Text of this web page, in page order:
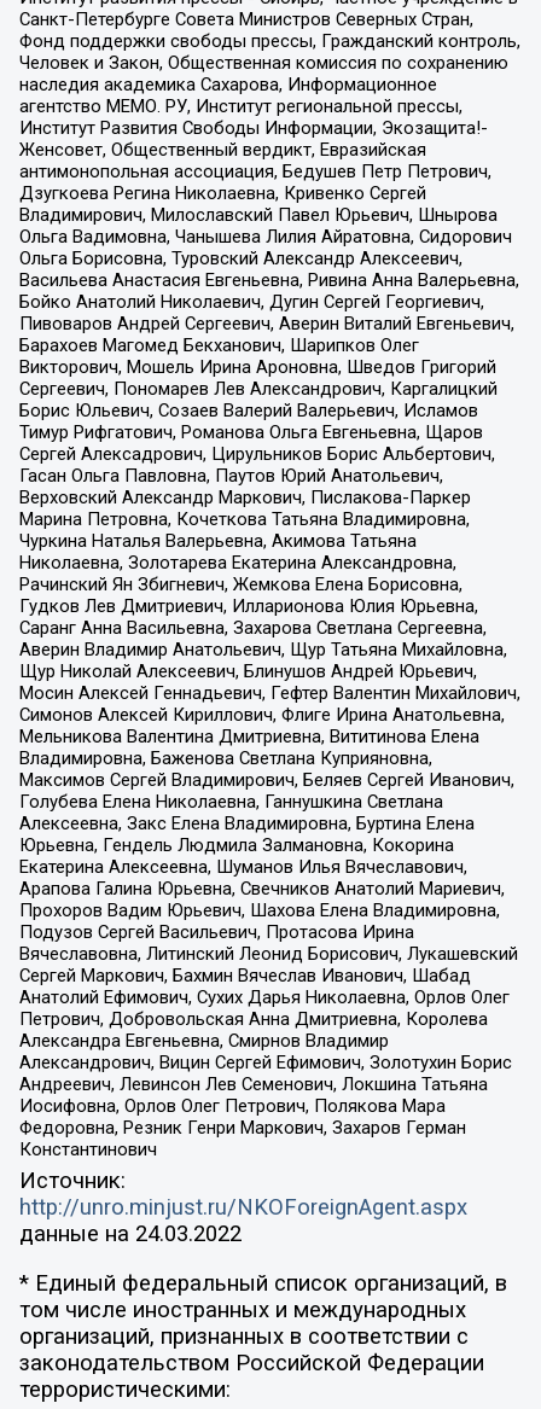
Санкт-Петербурге Совета Министров Северных Стран,
Фонд поддержки свободы прессы, Гражданский контроль,
Человек и Закон, Общественная комиссия по сохранению
наследия академика Сахарова, Информационное
агентство МЕМО. РУ, Институт региональной прессы,
Институт Развития Свободы Информации, Экозащита!-
Женсовет, Общественный вердикт, Евразийская
антимонопольная ассоциация, Бедушев Петр Петрович,
Дзугкоева Регина Николаевна, Кривенко Сергей
Владимирович, Милославский Павел Юрьевич, Шнырова
Ольга Вадимовна, Чанышева Лилия Айратовна, Сидорович
Ольга Борисовна, Туровский Александр Алексеевич,
Васильева Анастасия Евгеньевна, Ривина Анна Валерьевна,
Бойко Анатолий Николаевич, Дугин Сергей Георгиевич,
Пивоваров Андрей Сергеевич, Аверин Виталий Евгеньевич,
Барахоев Магомед Бекханович, Шарипков Олег
Викторович, Мошель Ирина Ароновна, Шведов Григорий
Сергеевич, Пономарев Лев Александрович, Каргалицкий
Борис Юльевич, Созаев Валерий Валерьевич, Исламов
Тимур Рифгатович, Романова Ольга Евгеньевна, Щаров
Сергей Алексадрович, Цирульников Борис Альбертович,
Гасан Ольга Павловна, Паутов Юрий Анатольевич,
Верховский Александр Маркович, Пислакова-Паркер
Марина Петровна, Кочеткова Татьяна Владимировна,
Чуркина Наталья Валерьевна, Акимова Татьяна
Николаевна, Золотарева Екатерина Александровна,
Рачинский Ян Збигневич, Жемкова Елена Борисовна,
Гудков Лев Дмитриевич, Илларионова Юлия Юрьевна,
Саранг Анна Васильевна, Захарова Светлана Сергеевна,
Аверин Владимир Анатольевич, Щур Татьяна Михайловна,
Щур Николай Алексеевич, Блинушов Андрей Юрьевич,
Мосин Алексей Геннадьевич, Гефтер Валентин Михайлович,
Симонов Алексей Кириллович, Флиге Ирина Анатольевна,
Мельникова Валентина Дмитриевна, Вититинова Елена
Владимировна, Баженова Светлана Куприяновна,
Максимов Сергей Владимирович, Беляев Сергей Иванович,
Голубева Елена Николаевна, Ганнушкина Светлана
Алексеевна, Закс Елена Владимировна, Буртина Елена
Юрьевна, Гендель Людмила Залмановна, Кокорина
Екатерина Алексеевна, Шуманов Илья Вячеславович,
Арапова Галина Юрьевна, Свечников Анатолий Мариевич,
Прохоров Вадим Юрьевич, Шахова Елена Владимировна,
Подузов Сергей Васильевич, Протасова Ирина
Вячеславовна, Литинский Леонид Борисович, Лукашевский
Сергей Маркович, Бахмин Вячеслав Иванович, Шабад
Анатолий Ефимович, Сухих Дарья Николаевна, Орлов Олег
Петрович, Добровольская Анна Дмитриевна, Королева
Александра Евгеньевна, Смирнов Владимир
Александрович, Вицин Сергей Ефимович, Золотухин Борис
Андреевич, Левинсон Лев Семенович, Локшина Татьяна
Иосифовна, Орлов Олег Петрович, Полякова Мара
Федоровна, Резник Генри Маркович, Захаров Герман
Константинович
Источник:
http://unro.minjust.ru/NKOForeignAgent.aspx
данные на 24.03.2022
* Единый федеральный список организаций, в
том числе иностранных и международных
организаций, признанных в соответствии с
законодательством Российской Федерации
террористическими: